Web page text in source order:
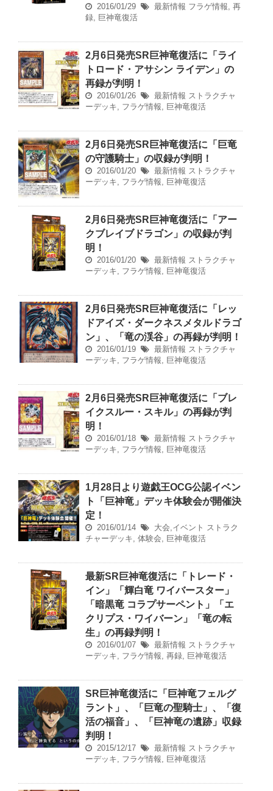
2016/01/29 最新情報 フラゲ情報, 再
録, 巨神竜復活
2月6日発売SR巨神竜復活に「ライ
トロード・アサシン ライデン」の
再録が判明！
2016/01/26 最新情報 ストラクチャ
ーデッキ, フラゲ情報, 巨神竜復活
2月6日発売SR巨神竜復活に「巨竜
の守護騎士」の収録が判明！
2016/01/20 最新情報 ストラクチャ
ーデッキ, フラゲ情報, 巨神竜復活
2月6日発売SR巨神竜復活に「アー
クブレイブドラゴン」の収録が判
明！
2016/01/20 最新情報 ストラクチャ
ーデッキ, フラゲ情報, 巨神竜復活
2月6日発売SR巨神竜復活に「レッ
ドアイズ・ダークネスメタルドラゴ
ン」、「竜の渓谷」の再録が判明！
2016/01/19 最新情報 ストラクチャ
ーデッキ, フラゲ情報, 巨神竜復活
2月6日発売SR巨神竜復活に「ブレ
イクスルー・スキル」の再録が判
明！
2016/01/18 最新情報 ストラクチャ
ーデッキ, フラゲ情報, 巨神竜復活
1月28日より遊戯王OCG公認イベン
ト「巨神竜」デッキ体験会が開催決
定！
2016/01/14 大会,イベント ストラク
チャーデッキ, 体験会, 巨神竜復活
最新SR巨神竜復活に「トレード・
イン」「輝白竜 ワイバースター」
「暗黒竜 コラプサーペント」「エ
クリプス・ワイバーン」「竜の転
生」の再録判明！
2016/01/07 最新情報 ストラクチャ
ーデッキ, フラゲ情報, 再録, 巨神竜復活
SR巨神竜復活に「巨神竜フェルグ
ラント」、「巨竜の聖騎士」、「復
活の福音」、「巨神竜の遺跡」収録
判明！
2015/12/17 最新情報 ストラクチャ
ーデッキ, フラゲ情報, 巨神竜復活